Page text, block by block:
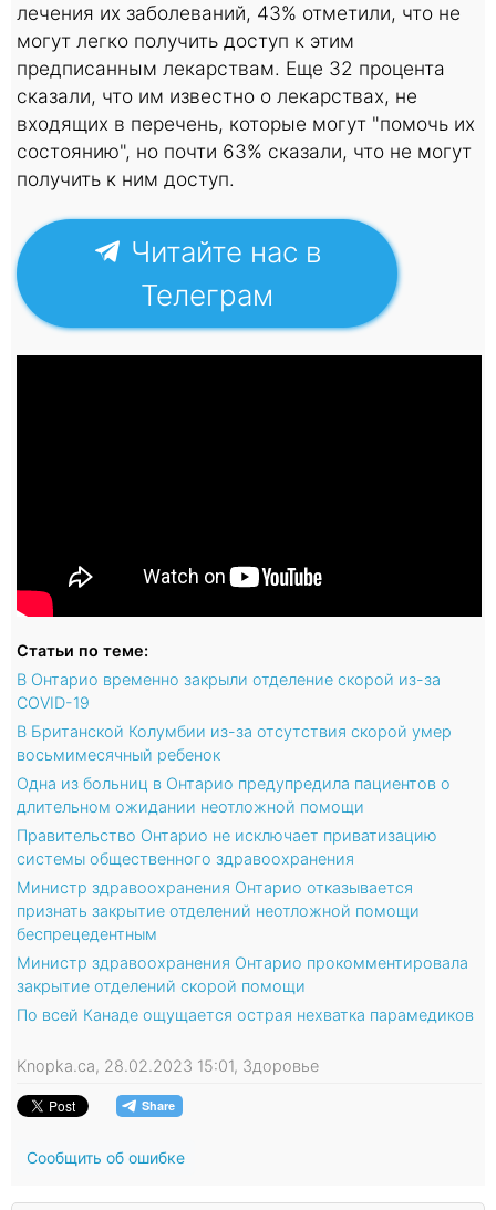
лечения их заболеваний, 43% отметили, что не
могут легко получить доступ к этим
предписанным лекарствам. Еще 32 процента
сказали, что им известно о лекарствах, не
входящих в перечень, которые могут "помочь их
состоянию", но почти 63% сказали, что не могут
получить к ним доступ.
Читайте нас в
Телеграм
Статьи по теме:
В Онтарио временно закрыли отделение скорой из-за
COVID-19
В Британской Колумбии из-за отсутствия скорой умер
восьмимесячный ребенок
Одна из больниц в Онтарио предупредила пациентов о
длительном ожидании неотложной помощи
Правительство Онтарио не исключает приватизацию
системы общественного здравоохранения
Министр здравоохранения Онтарио отказывается
признать закрытие отделений неотложной помощи
беспрецедентным
Министр здравоохранения Онтарио прокомментировала
закрытие отделений скорой помощи
По всей Канаде ощущается острая нехватка парамедиков
Knopka.ca, 28.02.2023 15:01, Здоровье
Сообщить об ошибке